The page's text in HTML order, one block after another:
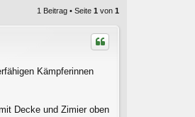
1 Beitrag • Seite 1 von 1
Kämpferinnen
Decke und Zimier oben